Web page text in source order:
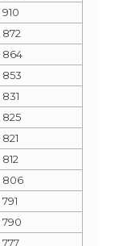
910
872
864
853
831
825
821
812
806
791
790
777